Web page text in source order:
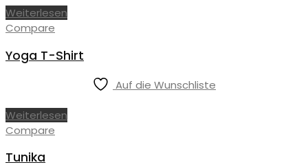
Weiterlesen
Compare
Yoga T-Shirt
Auf die Wunschliste
Weiterlesen
Compare
Tunika